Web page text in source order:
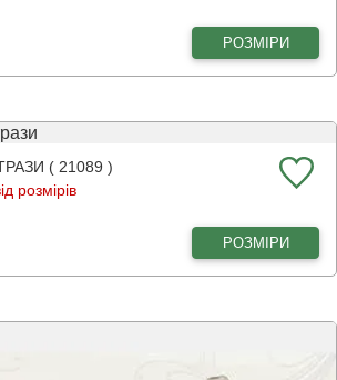
РОЗМІРИ
( 21089 )
розмірів
РОЗМІРИ